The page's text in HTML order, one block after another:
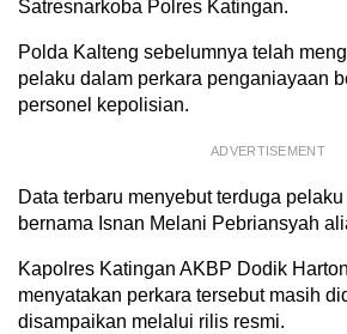
Satresnarkoba Polres Katingan.
Polda Kalteng sebelumnya telah
pelaku dalam perkara penganiayaan
personel kepolisian.
ADVERTISEMENT
Data terbaru menyebut terduga
bernama Isnan Melani Pebriansyah
Kapolres Katingan AKBP Dodik
menyatakan perkara tersebut masih
disampaikan melalui rilis resmi.